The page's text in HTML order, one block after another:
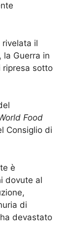
rivelata il
Guerra in
ripresa sotto
Food
Consiglio di
è
dovute al
di
devastato